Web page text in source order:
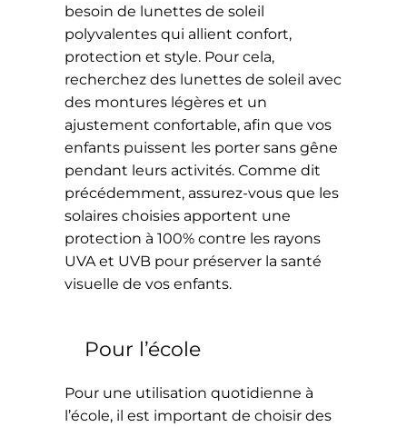
besoin de lunettes de soleil
polyvalentes qui allient confort,
protection et style. Pour cela,
recherchez des lunettes de soleil avec
des montures légères et un
ajustement confortable, afin que vos
enfants puissent les porter sans gêne
pendant leurs activités. Comme dit
précédemment, assurez-vous que les
solaires choisies apportent une
protection à 100% contre les rayons
UVA et UVB pour préserver la santé
visuelle de vos enfants.
Pour l’école
Pour une utilisation quotidienne à
l’école, il est important de choisir des